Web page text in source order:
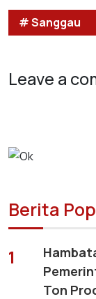
# Sanggau
Leave a
Berita
1
Ton